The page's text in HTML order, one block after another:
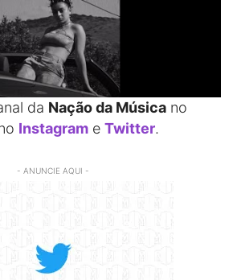
da Nação da Música no
Instagram e Twitter.
- ANUNCIE AQUI -